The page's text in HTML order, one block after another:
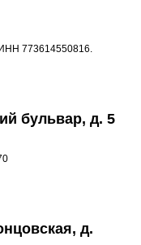
773614550816.
бульвар, д. 5
д.